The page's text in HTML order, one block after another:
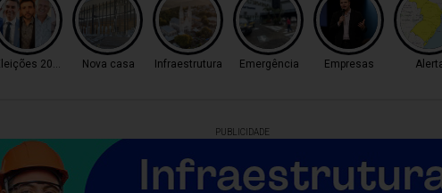
2026 Nova casa Infraestrutura Emergência Empresas
PUBLICIDADE